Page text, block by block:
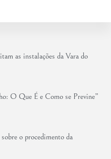
as instalações da Vara do
O Que É e Como se Previne”
o procedimento da